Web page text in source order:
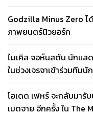
Godzilla Minus Zero
ภาพยนตร์นิวยอร์ก
ไมเคิล จอห์นสตัน นักแส
ในช่วงเจรจาเข้าร่วมทีม
โอเดด เฟหร์ จะกลับมารั
เมดจาย อีกครั้ง ใน The